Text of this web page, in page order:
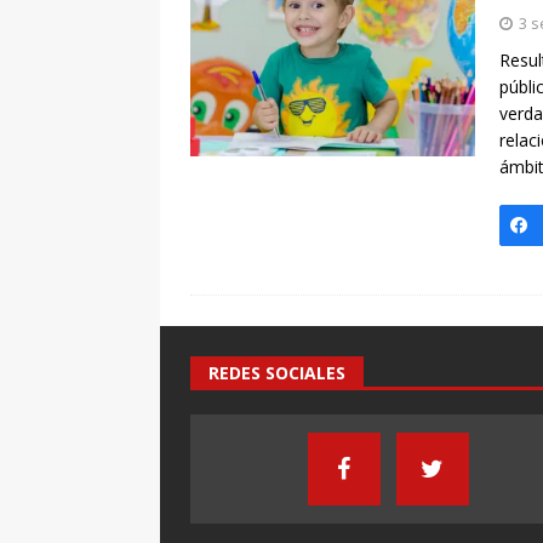
[ 7 enero, 2025 ]
Primaria Prof. Heliodoro
3
REDES SOCIALES